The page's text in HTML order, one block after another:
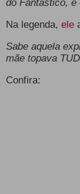
do Fantástico, e
Na legenda, ele
Sabe aquela
mãe topava
Confira: